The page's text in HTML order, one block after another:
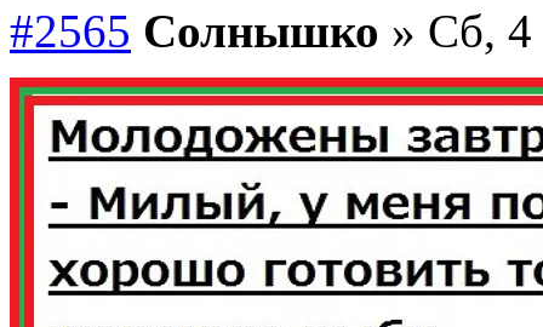
#2565 Солнышко » Сб, 4